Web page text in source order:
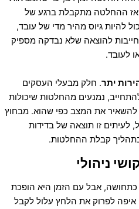
ההחלטה מתקבלת ברגע של
להיות גיוס מהיר מדי של עובד,
להוצאה שלא נבדקה מספיק
לעובד.
יתר. חלק מבעלי העסקים
נמנעים מהחלטות שיכולות
את המצב כפי שהוא. מבחוץ
לעיתים זו תוצאה של בדידות
בתהליך קבלת ההחלטות.
ניהולי
כתחושה, אבל עם הזמן היא הופכת
איפה לפרוק את הלחץ עלול לקבל